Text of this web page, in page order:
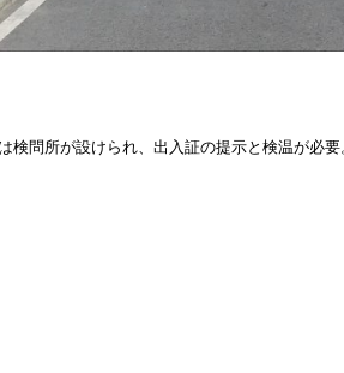
検問所が設けられ、出入証の提示と検温が必